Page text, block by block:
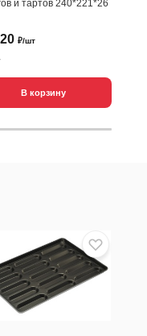
и тартов 240*221*26
₽/шт
В корзину